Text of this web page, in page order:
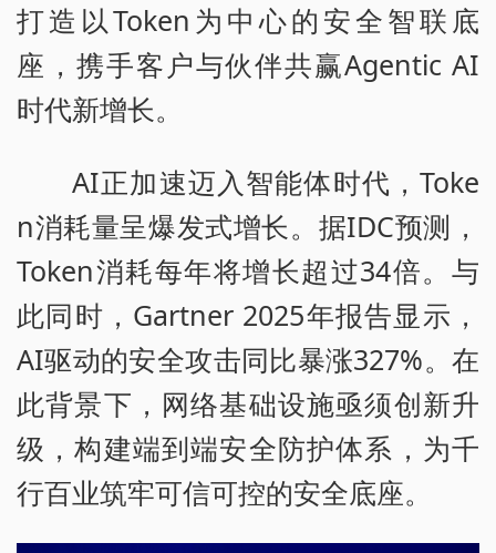
打造以Token为中心的安全智联底
座，携手客户与伙伴共赢Agentic AI
时代新增长。
AI正加速迈入智能体时代，Toke
n消耗量呈爆发式增长。据IDC预测，
Token消耗每年将增长超过34倍。与
此同时，Gartner 2025年报告显示，
AI驱动的安全攻击同比暴涨327%。在
此背景下，网络基础设施亟须创新升
级，构建端到端安全防护体系，为千
行百业筑牢可信可控的安全底座。